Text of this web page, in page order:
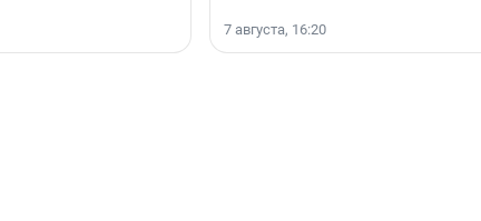
7 августа, 16:20